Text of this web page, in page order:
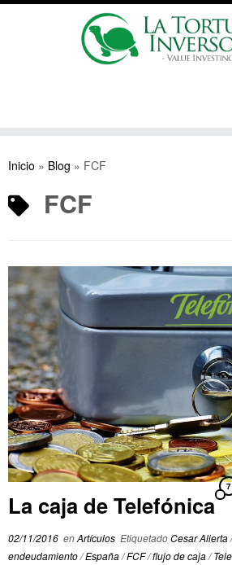
Inicio » Blog » FCF
FCF
La caja de Telefónica
7
02/11/2016 enArtículos EtiquetadoCesar Alierta
endeudamiento/España/FCF/flujo de caja/